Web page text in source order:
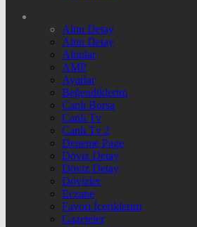
Altın Detay
Altın Detay
Altınlar
AMP
Ayarlar
Beğendiklerim
Canlı Borsa
Canlı Tv
Canlı Tv 2
Deneme Page
Döviz Detay
Döviz Detay
Dövizler
Eczane
Favori İçeriklerim
Gazeteler